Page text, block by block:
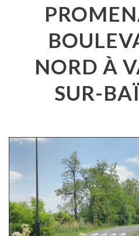
NORD À
SUR-